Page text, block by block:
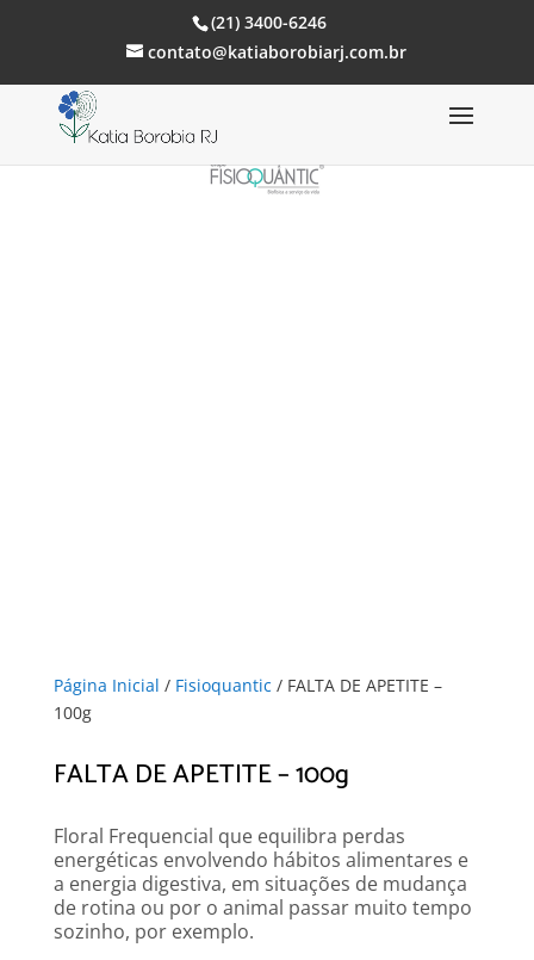
(21) 3400-6246
contato@katiaborobiarj.com.br
Página Inicial / Fisioquantic / FALTA DE APETITE –
100g
FALTA DE APETITE – 100g
Floral Frequencial que equilibra perdas
energéticas envolvendo hábitos alimentares e
a energia digestiva, em situações de mudança
de rotina ou por o animal passar muito tempo
sozinho, por exemplo.